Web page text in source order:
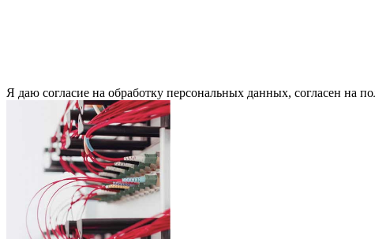
Я даю согласие на обработку персональных данных, согласен на